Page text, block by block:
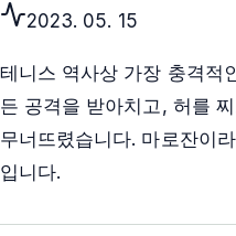
2023. 05. 15
테니스 역사상 가장 충격적
든 공격을 받아치고, 허를
무너뜨렸습니다. 마로잔이
입니다.